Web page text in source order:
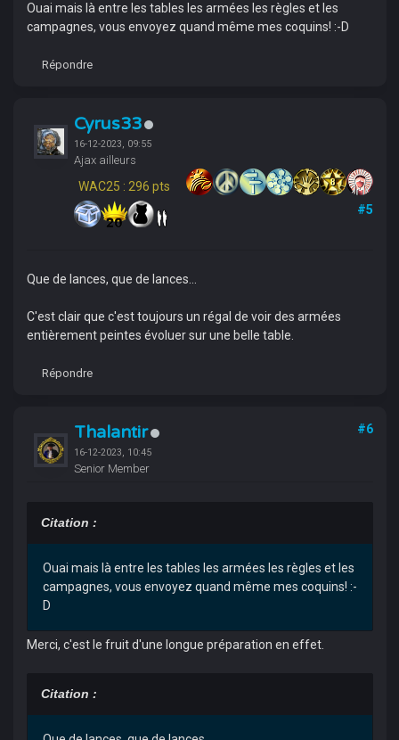
Ouai mais là entre les tables les armées les règles et les
campagnes, vous envoyez quand même mes coquins! :-D
Répondre
Cyrus33
16-12-2023, 09:55
Ajax ailleurs
WAC25 : 296 pts
#5
Que de lances, que de lances...
C'est clair que c'est toujours un régal de voir des armées
entièrement peintes évoluer sur une belle table.
Répondre
Thalantir
16-12-2023, 10:45
Senior Member
#6
Citation :
Ouai mais là entre les tables les armées les règles et les
campagnes, vous envoyez quand même mes coquins! :-
D
Merci, c'est le fruit d'une longue préparation en effet.
Citation :